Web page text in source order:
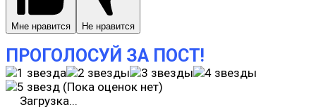
Мне нравится Не нравится
ПРОГОЛОСУЙ ЗА ПОСТ!
(Пока оценок нет)
Загрузка...